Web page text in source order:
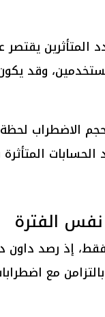
المتأثرين
وقد
الاضطراب
المتأثرة
الفترة
مع